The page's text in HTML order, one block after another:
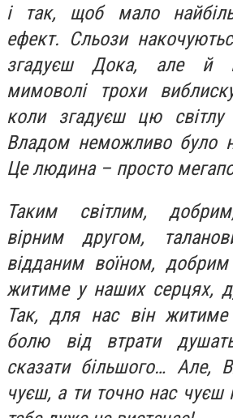
і так, щоб мало
ефект. Сльози
згадуєш Дока, але й
мимоволі трохи
коли згадуєш цю
Владом неможливо було
Це людина – просто
Таким світлим,
вірним другом,
відданим воїном,
житиме у наших серцях,
Так, для нас він житиме
болю від втрати
сказати більшого… Але,
чуєш, а ти точно нас чуєш